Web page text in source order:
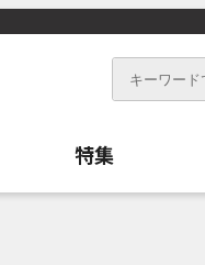
特集